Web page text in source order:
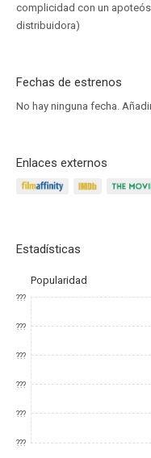
complicidad con un
distribuidora)
Fechas de estrenos
No hay ninguna fecha.
Enlaces externos
Estadísticas
Popularidad
???
???
???
???
???
???